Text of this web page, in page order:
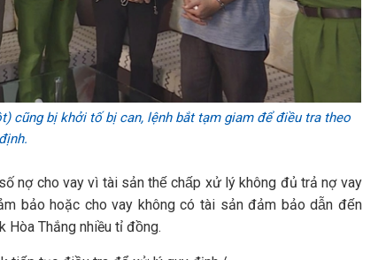
cũng bị khởi tố bị can, lệnh bắt tạm giam để điều tra theo
nợ cho vay vì tài sản thế chấp xử lý không đủ trả nợ vay
bảo hoặc cho vay không có tài sản đảm bảo dẫn đến
Hòa Thắng nhiều tỉ đồng.